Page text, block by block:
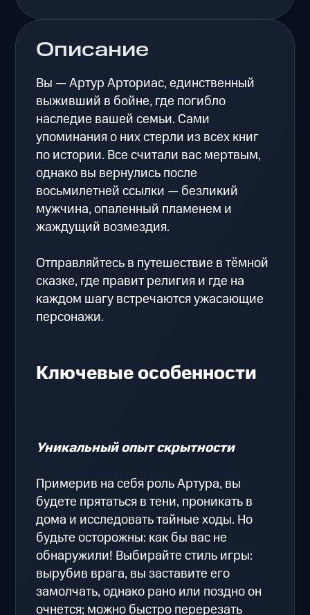
Описание
Вы — Артур Арториас, единственный
выживший в бойне, где погибло
наследие вашей семьи. Сами
упоминания о них стерли из всех книг
по истории. Все считали вас мертвым,
однако вы вернулись после
восьмилетней ссылки — безликий
мужчина, опаленный пламенем и
жаждущий возмездия.
Отправляйтесь в путешествие в тёмной
сказке, где правит религия и где на
каждом шагу встречаются ужасающие
персонажи.
Ключевые особенности
Уникальный опыт скрытности
Примерив на себя роль Артура, вы
будете прятаться в тени, проникать в
дома и исследовать тайные ходы. Но
будьте осторожны: как бы вас не
обнаружили! Выбирайте стиль игры:
вырубив врага, вы заставите его
замолчать, однако рано или поздно он
очнется; можно быстро перерезать